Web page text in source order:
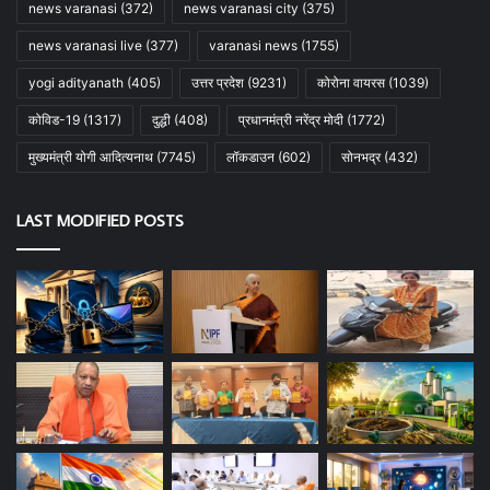
news varanasi (372) news varanasi city (375)
news varanasi live (377) varanasi news (1755)
yogi adityanath (405) उत्तर प्रदेश (9231) कोरोना वायरस (1039)
कोविड-19 (1317) दुद्धी (408) प्रधानमंत्री नरेंद्र मोदी (1772)
मुख्यमंत्री योगी आदित्यनाथ (7745) लॉकडाउन (602) सोनभद्र(432)
LAST MODIFIED POSTS